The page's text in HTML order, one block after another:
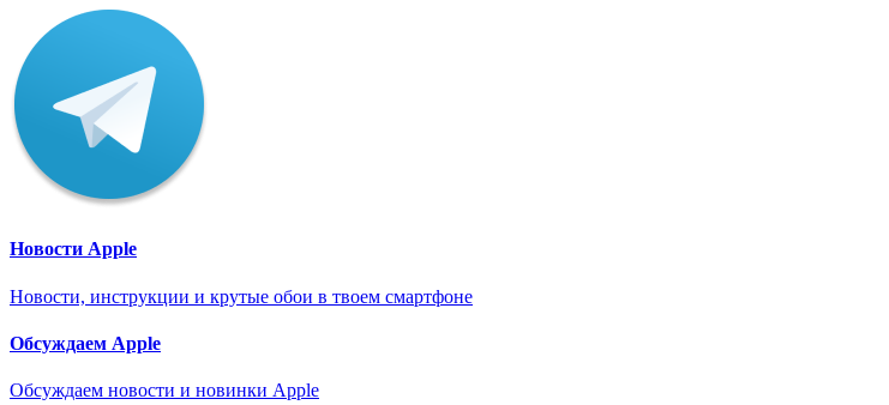
Новости Apple
Новости, инструкции и крутые обои в твоем смартфоне
Обсуждаем Apple
Обсуждаем новости и новинки Apple